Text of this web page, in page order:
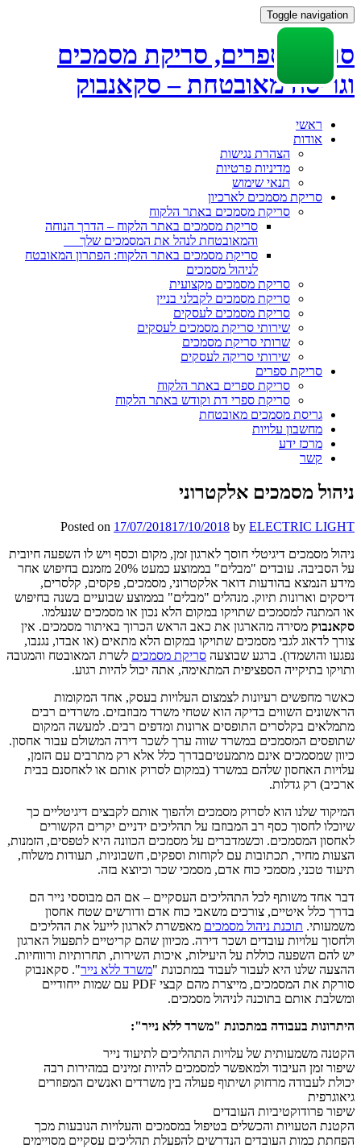
Toggle navigation
סריקת ספרים, סריקת מסמכים
וגריסה מאובטחת – סקאנבוק
Skip
ראשי
אודות
הצהרת נגישות
מדיניות פרטיות
תנאי שימוש
סריקת מסמכים לארכיון
סריקת מסמכים באתר הלקוח
סריקת מסמכים באתר הלקוח – הדרך הנוחה
והמאובטחת לנהל את המסמכים שלך
סריקת מסמכים באתר הלקוח: הפתרון המאובטח
לניהול מסמכים
סריקת מסמכים מקצועית
סריקת מסמכים לקבלני בניין
סריקת מסמכים לעסקים
שירותי סריקת מסמכים לעסקים
שרותי סריקת מסמכים
שירותי סריקה לעסקים
סריקת ספרים
סריקת ספרים באתר הלקוח
סריקת ספרי דת וקודש באתר הלקוח
גריסת מסמכים מאובטחת
מחשבון עלויות
מרכז ידע
קשר
ניהול מסמכים אלקטרוני
Posted on 17/07/201817/10/2018 by ELECTRIC LIGHT
ניהול מסמכים דיגיטלי חוסך לארגון זמן, מקום וכסף ויש לו השפעה חיובית
על הסביבה. עובדים "מבלים" בממוצע כמעט 20% מזמנם בחיפוש אחר
מידע הנמצא בהודעות דואר אלקטרוני, מסמכים, פקסים, קלסרים,
דיסקים וארונות תיוק. מנהלים "מבלים" בממוצע שבועיים בשנה בחיפוש
או המתנה למסמכים שתויקו במקום הלא נכון או מסמכים שנעלמו.
סקאנבוק מסירה מהארגון את כאב הראש הכרוך באיתור מסמכים. אין
צורך לדאוג לגבי מסמכים שתויקו במקום הלא מתאים (או אבדו, נגנבו,
נפגעו והושמדו). ברגע שבוצעה סריקת מסמכים לשרת המאובטח והמגובה
ותויקו בתיקייה הספציפית המתאימה, אתה יכול להיות רגוע.
כאשר מחפשים רעיונות לצמצום העלויות בעסק, אחד המקומות
הראשונים השווים בדיקה הוא שטחי משרד מבוזבזים. משרדים רבים
מתמלאים בקלסרים התופסים ארונות ומדפים רבים. למעשה המקום
שתופסים המסמכים במשרד שווה ערך לשכר דירה המשולם עבור אחסון.
כיוון שמסמכים אינם מתמעטיםבדרך כלל אלא רק מתרבים עם הזמן,
עלויות האחסון שלהם במשרד (במקום לסרוק אותם או לאחסנם בבית
ארכיב) רק גדלות.
המיקוד שלנו הוא לסרוק מסמכים ולהפוך אותם לקבצים דיגיטליים כך
שיוכלו לחסוך כסף רב המבוזבז על תהליכים ידניים יקרים הקשורים
לאחסון המסמכים. וכשמדברים על מסמכים הכוונה היא לטפסים, הזמנות,
הצעות מחיר, תכתובות עם לקוחות וספקים, חשבוניות, תעודות משלוח,
תיעוד טכני, מסמכי כוח אדם, מסמכי שכר וכיוצא בזה.
דבר אחד משותף לכל התהליכים העסקיים – אם הם מבוססי נייר הם
בדרך כלל איטיים, צורכים משאבי כוח אדם ודורשים שטח אחסון
משמעותי. תוכנת ניהול מסמכים מאפשרת לארגון לייעל את ההליכים
ולחסוך עלויות עובדים ושכר דירה. מכיוון שהם קריטיים לתפעול הארגון
יש להם השפעה כוללת על היעילות, איכות השירות, תחרותיות ורווחיות.
ההצעה שלנו היא לעבור לעבוד במתכונת "משרד ללא נייר". סקאנבוק
סורקת את המסמכים, מייצרת מהם קבצי PDF עם שמות ייחודיים
ומשלבת אותם בתוכנה לניהול מסמכים.
היתרונות בעבודה במתכונת "משרד ללא נייר":
הקטנה משמעותית של עלויות התהליכים לתיעוד נייר
שיפור זמן העיבוד ולמאפשר למסמכים להיות זמינים במהירות רבה
יכולת לעבודה מרחוק ושיתוף פעולה בין משרדים ואנשים המפוזרים
גיאוגרפית
שיפור פרודוקטיביות העובדים
הקטנת הטעויות והכשלים בטיפול במסמכים והעלויות הנובעות מכך
הפחתת כמות העובדים הנדרשים להפעלת תהליכים עסקיים מסויימים